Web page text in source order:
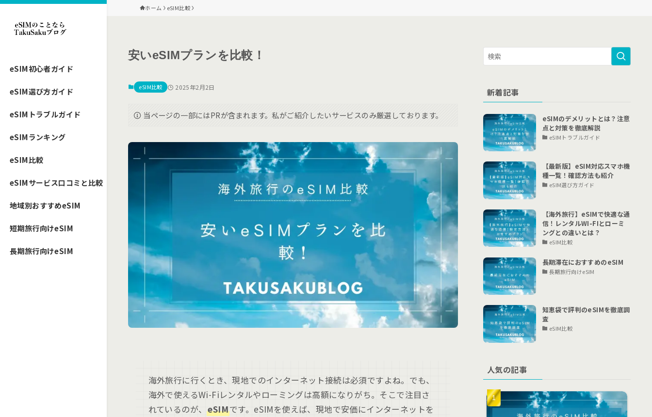
eSIM初心者ガイド
eSIM選び方ガイド
eSIMトラブルガイド
eSIMランキング
eSIM比較
eSIMサービス口コミと比較
地域別おすすめeSIM
短期旅行向けeSIM
長期旅行向けeSIM
ホーム eSIM比較
安いeSIMプランを比較！
eSIM比較 2025年2月2日
当ページの一部にはPRが含まれます。私がご紹介したいサービスのみ厳選しております。
海外旅行に行くとき、現地でのインターネット接続は必須ですよね。でも、
海外で使えるWi-Fiレンタルやローミングは高額になりがち。そこで注目さ
れているのが、eSIMです。eSIMを使えば、現地で安価にインターネットを
新着記事
eSIMのデメリットとは？注意
点と対策を徹底解説
eSIMトラブルガイド
【最新版】eSIM対応スマホ機
種一覧！確認方法も紹介
eSIM選び方ガイド
【海外旅行】eSIMで快適な通
信！レンタルWI-FIとローミ
ングとの違いとは？
eSIM比較
長期滞在におすすめのeSIM
長期旅行向けeSIM
知恵袋で評判のeSIMを徹底調
査
eSIM比較
人気の記事